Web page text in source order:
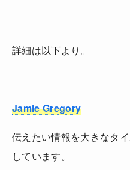
詳細は以下より。
Jamie Gregory
伝えたい情報を大きなタ
しています。